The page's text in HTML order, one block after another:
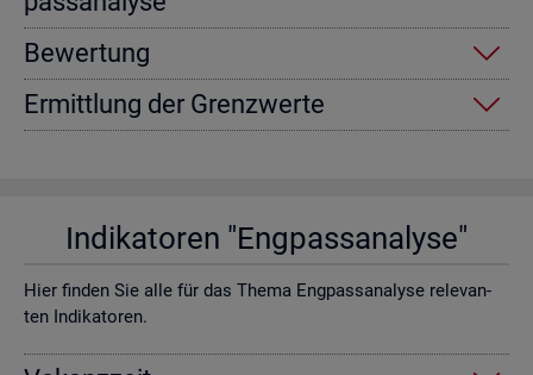
Be­wer­tung
Er­mitt­lung der Grenz­wer­te
In­di­ka­to­ren "Eng­pass­ana­ly­se"
Hier fin­den Sie alle für das Thema Eng­pass­ana­ly­se re­le­van­
ten In­di­ka­to­ren.